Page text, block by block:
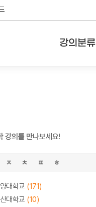
강의분류
강의를 만나보세요!
ㅈ ㅊ ㅍ ㅎ
대학교 (171)
대학교 (10)